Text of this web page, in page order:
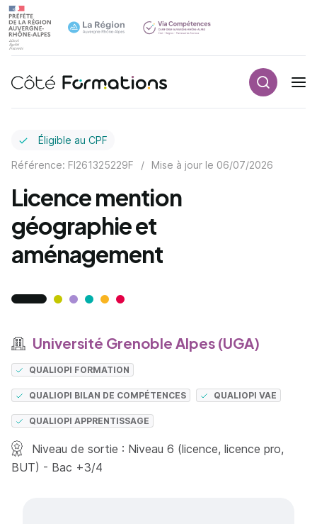
Navigation principale
Éligible au CPF
Référence: FI261325229F / Mise à jour le 06/07/2026
Licence mention
géographie et
aménagement
Université Grenoble Alpes (UGA)
QUALIOPI FORMATION
QUALIOPI BILAN DE COMPÉTENCES QUALIOPI VAE
QUALIOPI APPRENTISSAGE
Niveau de sortie : Niveau 6 (licence, licence pro,
BUT) - Bac +3/4